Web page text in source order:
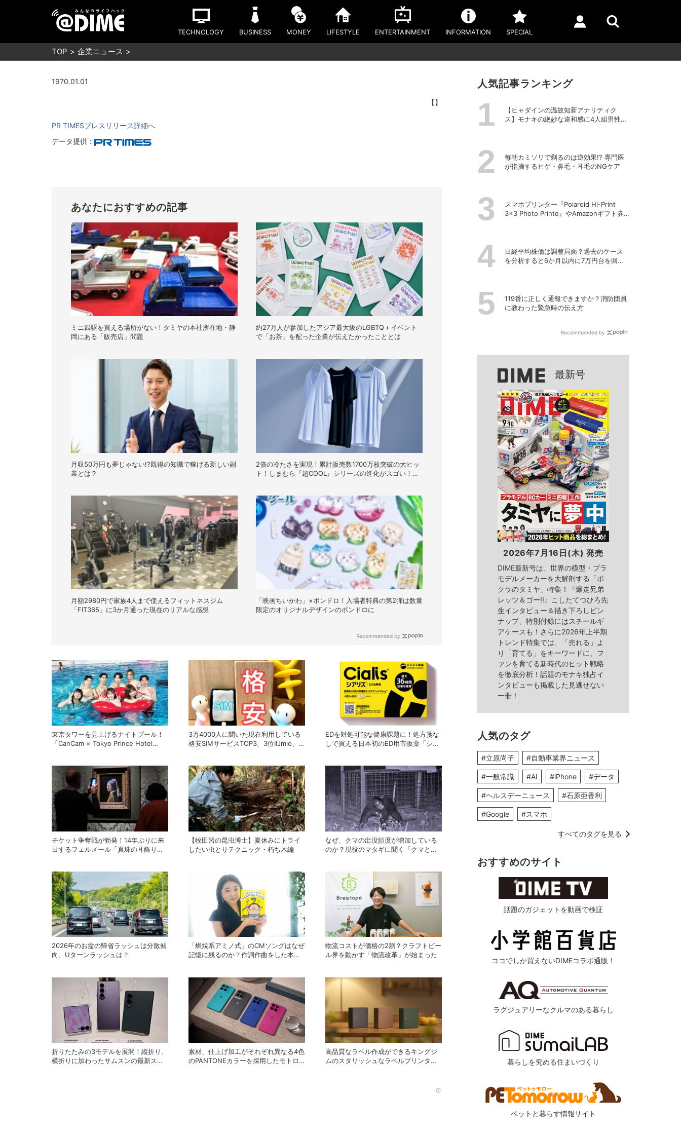
TECHNOLOGY BUSINESS MONEY LIFESTYLE ENTERTAINMENT INFORMATION SPECIAL
TOP 企業ニュース
1970.01.01
【】
PR TIMESプレスリリース詳細へ
データ提供：
あなたにおすすめの記事
ミニ四駆を買える場所がない！タミヤの本社所在地・静
岡にある「販売店」問題
約27万人が参加したアジア最大級のLGBTQ＋イベント
で「お茶」を配った企業が伝えたかったこととは
月収50万円も夢じゃない!?既得の知識で稼げる新しい副
業とは？
2倍の冷たさを実現！累計販売数1700万枚突破の大ヒッ
ト！しまむら『超COOL』シリーズの進化がスゴい！
月額2980円で家族4人まで使えるフィットネスジム
「FIT365」に3か月通った現在のリアルな感想
「映画ちいかわ」×ボンドロ！入場者特典の第2弾は数量
限定のオリジナルデザインのボンドロに
Recommended by
東京タワーを見上げるナイトプール！
「CanCam × Tokyo Prince Hotel
3万4000人に聞いた現在利用している
格安SIMサービスTOP3、3位IIJmio、2
EDを対処可能な健康課題に！処方箋な
しで買える日本初のED用市販薬「シア
チケット争奪戦が勃発！14年ぶりに来
日するフェルメール「真珠の耳飾りの
【牧田習の昆虫博士】夏休みにトライ
したい虫とりテクニック・朽ち木編
なぜ、クマの出没頻度が増加している
のか？現役のマタギに聞く「クマと人
2026年のお盆の帰省ラッシュは分散傾
向、Uターンラッシュは？
「燃焼系アミノ式」のCMソングはなぜ
記憶に残るのか？作詞作曲をした本人
物流コストが価格の2割？クラフトビー
ル界を動かす「物流改革」が始まった
折りたたみの3モデルを展開！縦折り、
横折りに加わったサムスンの最新スマ
素材、仕上げ加工がそれぞれ異なる4色
のPANTONEカラーを採用したモトロ
高品質なラベル作成ができるキングジ
ムのスタリッシュなラベルプリンター
Recommended by
人気記事ランキング
【ヒャダインの温故知新アナリティク
ス】モナキの絶妙な違和感に4人組男性グ
毎朝カミソリで剃るのは逆効果!? 専門医
が指摘するヒゲ・鼻毛・耳毛のNGケア
スマホプリンター『Polaroid Hi-Print
3×3 Photo Printe』やAmazonギフト券
日経平均株価は調整局面？過去のケース
を分析すると6か月以内に7万円台を回復
119番に正しく通報できますか？消防団員
に教わった緊急時の伝え方
Recommended by
最新号
2026年7月16日(木) 発売
DIME最新号は、世界の模型・プラ
モデルメーカーを大解剖する「ボ
クラのタミヤ」特集！『爆走兄弟
レッツ＆ゴー!!』こしたてつひろ先
生インタビュー＆描き下ろしピン
ナップ、特別付録にはスチールギ
アケースも！さらに2026年上半期
トレンド特集では、「売れる」よ
り「育てる」をキーワードに、フ
ァンを育てる新時代のヒット戦略
を徹底分析！話題のモナキ独占イ
ンタビューも掲載した見逃せない
一冊！
人気のタグ
#立原尚子 #自動車業界ニュース
#一般常識 #AI #iPhone #データ
#ヘルスデーニュース #石原亜香利
#Google #スマホ
すべてのタグを見る
おすすめのサイト
話題のガジェットを動画で検証
ココでしか買えないDIMEコラボ通販！
ラグジュアリーなクルマのある暮らし
暮らしを究める住まいづくり
ペットと暮らす情報サイト